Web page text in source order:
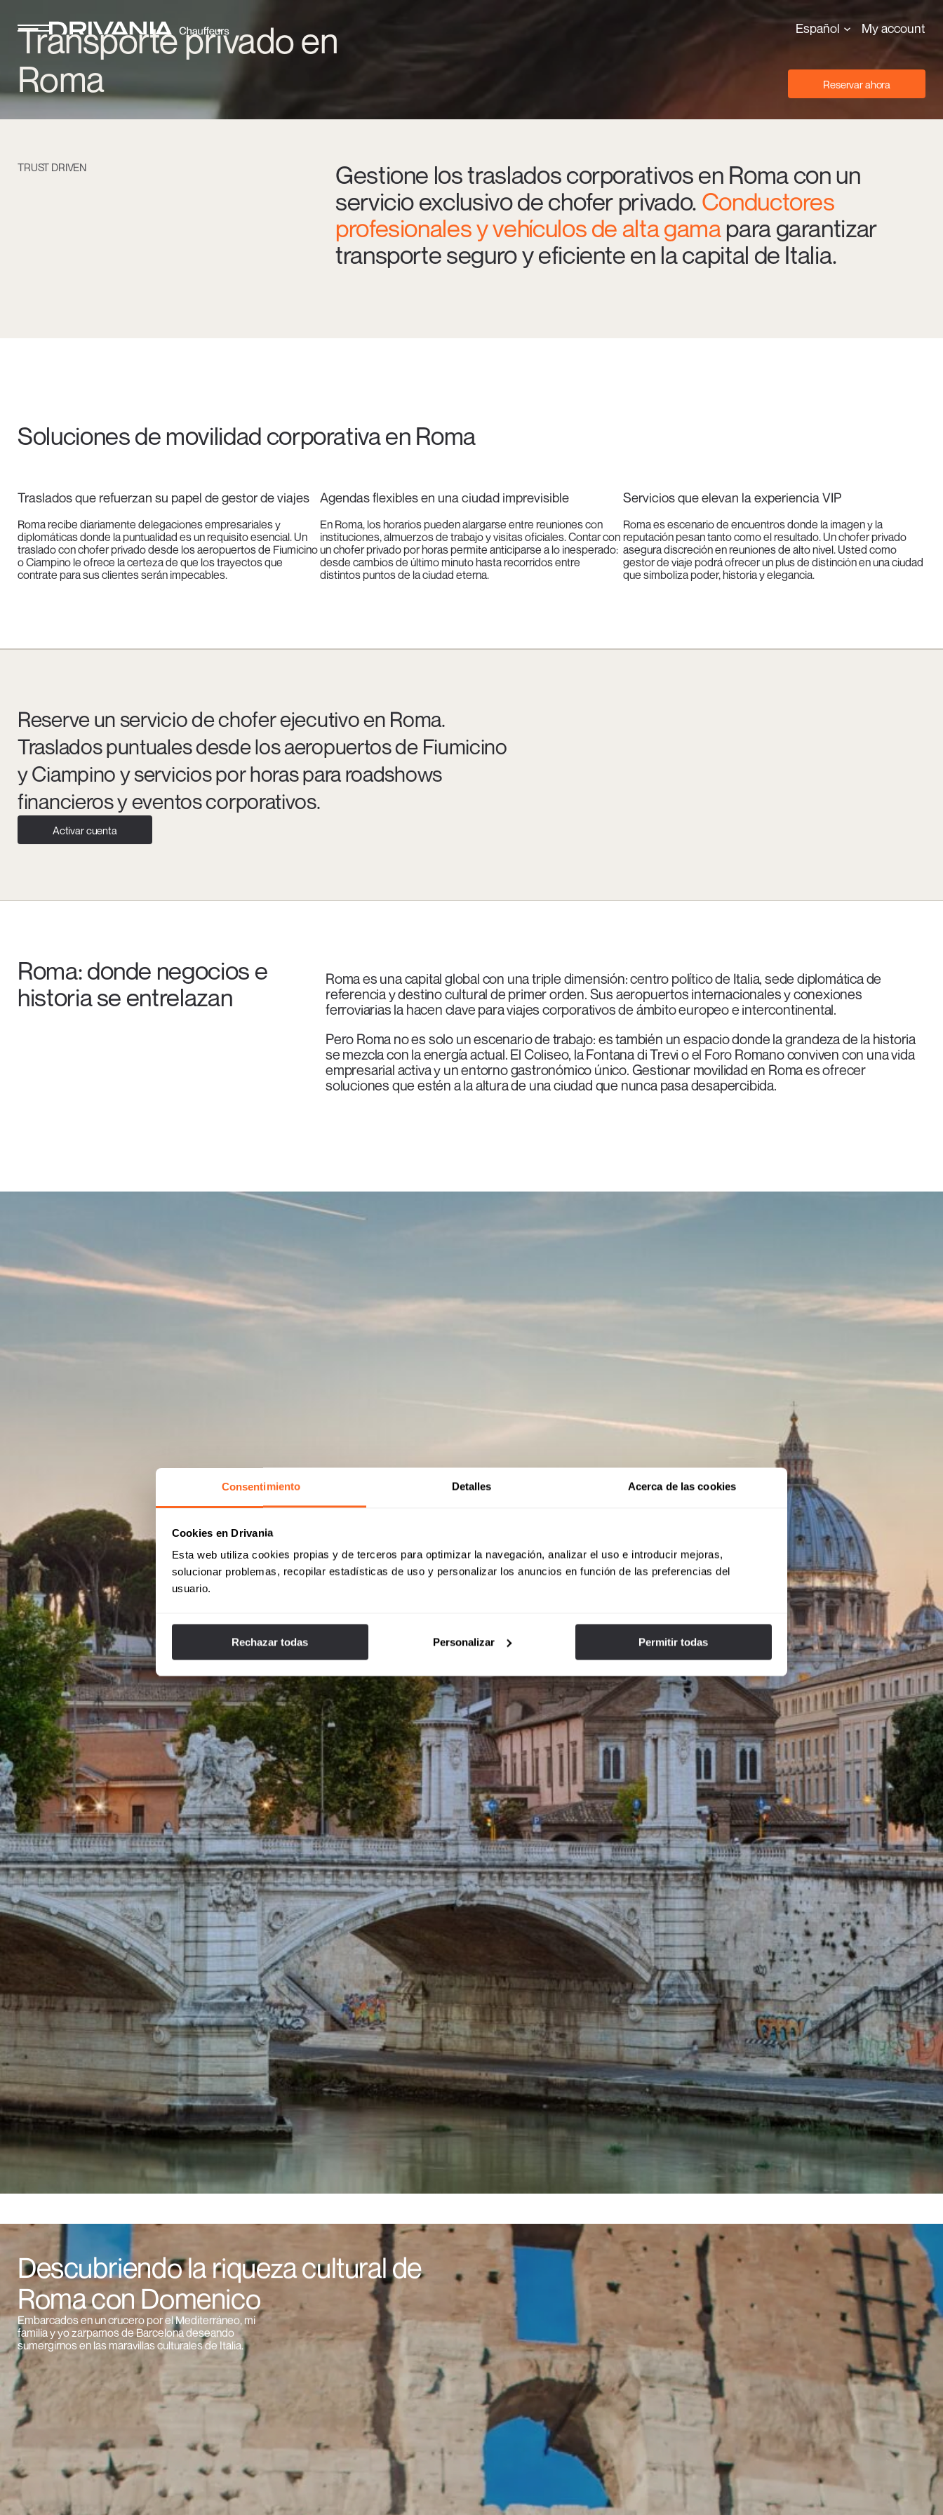
Consentimiento Detalles Acerca de las cookies
Cookies en Drivania
Esta web utiliza cookies propias y de terceros para optimizar la navegación, analizar el uso e introducir mejoras,
solucionar problemas, recopilar estadísticas de uso y personalizar los anuncios en función de las preferencias del
usuario.
Rechazar todas Personalizar Permitir todas
Español My account
Transporte privado en
Roma
Reservar ahora
TRUST DRIVEN
Gestione los traslados corporativos en Roma con un
servicio exclusivo de chofer privado. Conductores
profesionales y vehículos de alta gamapara garantizar
transporte seguro y eficiente en la capital de Italia.
Soluciones de movilidad corporativa en Roma
Traslados que refuerzan su papel de gestor de viajes
Roma recibe diariamente delegaciones empresariales y
diplomáticas donde la puntualidad es un requisito esencial. Un
traslado con chofer privado desde los aeropuertos de Fiumicino
o Ciampino le ofrece la certeza de que los trayectos que
contrate para sus clientes serán impecables.
Agendas flexibles en una ciudad imprevisible
En Roma, los horarios pueden alargarse entre reuniones con
instituciones, almuerzos de trabajo y visitas oficiales. Contar con
un chofer privado por horas permite anticiparse a lo inesperado:
desde cambios de último minuto hasta recorridos entre
distintos puntos de la ciudad eterna.
Servicios que elevan la experiencia VIP
Roma es escenario de encuentros donde la imagen y la
reputación pesan tanto como el resultado. Un chofer privado
asegura discreción en reuniones de alto nivel. Usted como
gestor de viaje podrá ofrecer un plus de distinción en una ciudad
que simboliza poder, historia y elegancia.
Reserve un servicio de chofer ejecutivo en Roma.
Traslados puntuales desde los aeropuertos de Fiumicino
y Ciampino y servicios por horas para roadshows
financieros y eventos corporativos.
Activar cuenta
Roma: donde negocios e
historia se entrelazan
Roma es una capital global con una triple dimensión: centro político de Italia, sede diplomática de
referencia y destino cultural de primer orden. Sus aeropuertos internacionales y conexiones
ferroviarias la hacen clave para viajes corporativos de ámbito europeo e intercontinental.
Pero Roma no es solo un escenario de trabajo: es también un espacio donde la grandeza de la historia
se mezcla con la energía actual. El Coliseo, la Fontana di Trevi o el Foro Romano conviven con una vida
empresarial activa y un entorno gastronómico único. Gestionar movilidad en Roma es ofrecer
soluciones que estén a la altura de una ciudad que nunca pasa desapercibida.
Descubriendo la riqueza cultural de
Roma con Domenico
Embarcados en un crucero por el Mediterráneo, mi
familia y yo zarpamos de Barcelona deseando
sumergirnos en las maravillas culturales de Italia.